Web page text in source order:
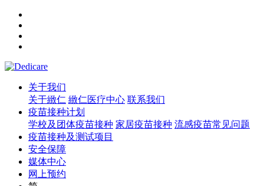
关于我们
关于緻仁 緻仁医疗中心 联系我们
疫苗接种计划
学校及团体疫苗接种 家居疫苗接种 流感疫苗常见问题
疫苗接种及测试项目
安全保障
媒体中心
网上预约